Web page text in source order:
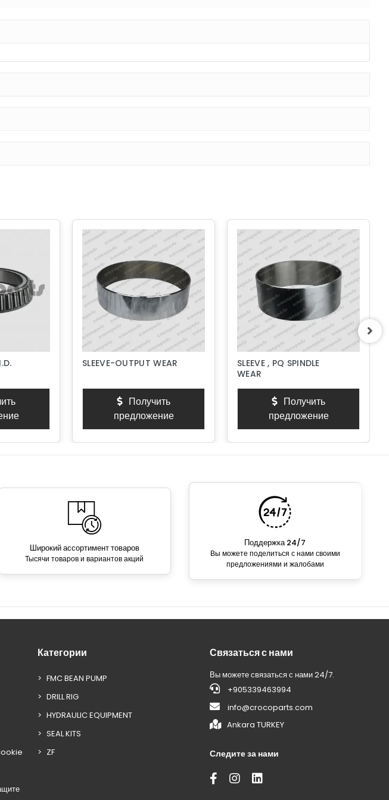
SLEEVE-OUTPUT WEAR
Получить
предложение
SLEEVE , PQ SPINDLE
WEAR
Получить
предложение
Широкий ассортимент товаров
Тысячи товаров и вариантов акций
Поддержка 24/7
Вы можете поделиться с нами своими
предложениями и жалобами
Категории
FMC BEAN PUMP
DRILL RIG
HYDRAULIC EQUIPMENT
SEAL KITS
ZF
Связаться с нами
Вы можете связаться с нами 24/7.
+905339463994
info@crocoparts.com
Ankara TURKEY
Следите за нами